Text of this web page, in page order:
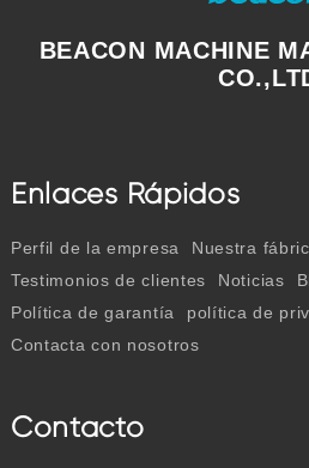
BEACON MACHINE
Enlaces Rápidos
Perfil de la empresa Nuestra
Testimonios de clientes
Noticias
Política de garantía
política de
Contacta con nosotros
Contacto